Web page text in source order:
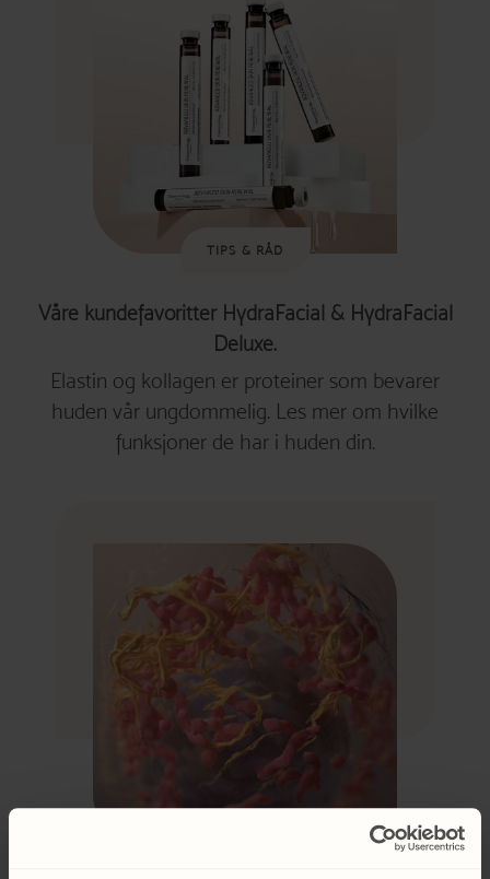
TIPS & RÅD
Våre kundefavoritter HydraFacial & HydraFacial
Deluxe.
Elastin og kollagen er proteiner som bevarer
huden vår ungdommelig. Les mer om hvilke
funksjoner de har i huden din.